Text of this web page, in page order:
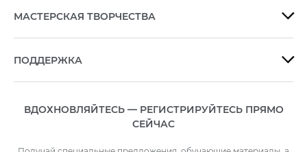
МАСТЕРСКАЯ ТВОРЧЕСТВА 
ПОДДЕРЖКА 
ВДОХНОВЛЯЙТЕСЬ — РЕГИСТРИРУЙТЕСЬ ПРЯМО
СЕЙЧАС